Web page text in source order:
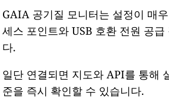
GAIA 공기질 모니터는 설정이 매
세스 포인트와 USB 호환 전원 공
다.
일단 연결되면 지도와 API를 통해
준을 즉시 확인할 수 있습니다.